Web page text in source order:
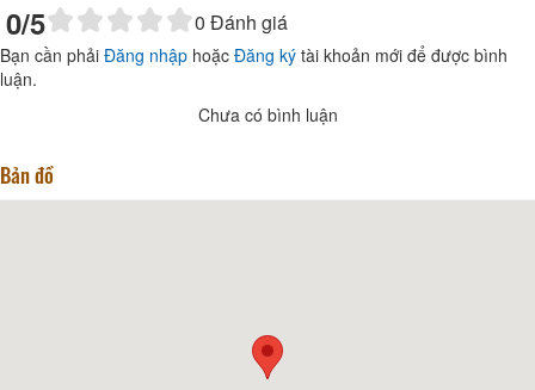
0/5 0 Đánh giá
Bạn cần phải Đăng nhập hoặc Đăng ký tài khoản mới để được bình
luận.
Chưa có bình luận
Bản đồ